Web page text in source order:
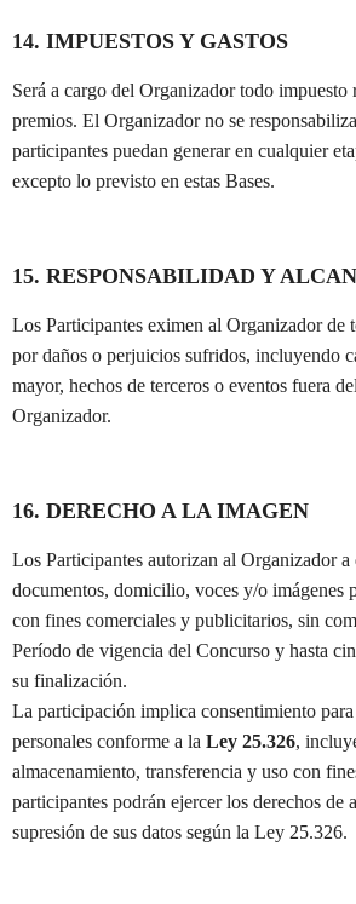
14. IMPUESTOS Y GASTOS
Será a cargo del Organizador todo impuesto
premios. El Organizador no se
participantes puedan generar en cualquier
excepto lo previsto en estas Bases.
15. RESPONSABILIDAD Y
Los Participantes eximen al Organizador de
por daños o perjuicios sufridos, incluyendo
mayor, hechos de terceros o eventos fuera
Organizador.
16. DERECHO A LA IMAGEN
Los Participantes autorizan al Organizador
documentos, domicilio, voces y/o imágenes
con fines comerciales y publicitarios, sin
Período de vigencia del Concurso y hasta
su finalización.
La participación implica consentimiento
personales conforme a la Ley 25.326,
almacenamiento, transferencia y uso con
participantes podrán ejercer los derechos de
supresión de sus datos según la Ley 25.326.